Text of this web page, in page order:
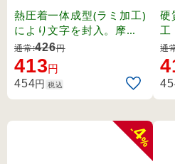
ンビ) 120×360mm 矢
印無し 緑地 (65301)
熱圧着一体成型(ラミ加工)
により文字を封入。摩擦
に強く文字が消えにくい
誘導標識。
通常:426円
413円
454円 税込
硬
工
通
-
4
%